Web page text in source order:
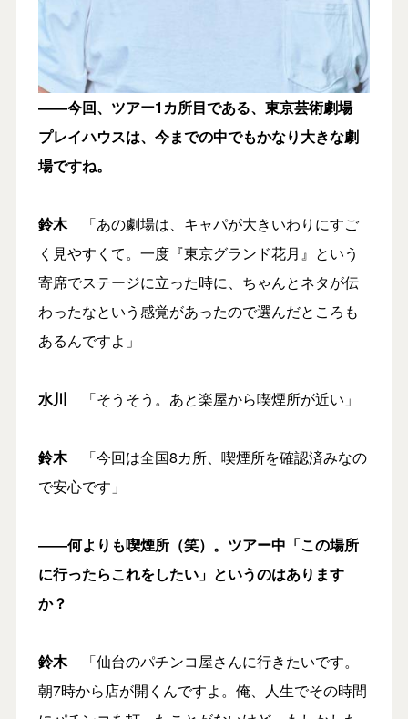
――今回、ツアー1カ所目である、東京芸術劇場
プレイハウスは、今までの中でもかなり大きな劇
場ですね。
鈴木「あの劇場は、キャパが大きいわりにすご
く見やすくて。一度『東京グランド花月』という
寄席でステージに立った時に、ちゃんとネタが伝
わったなという感覚があったので選んだところも
あるんですよ」
水川 「そうそう。あと楽屋から喫煙所が近い」
鈴木「今回は全国8カ所、喫煙所を確認済みなの
で安心です」
――何よりも喫煙所（笑）。ツアー中「この場所
に行ったらこれをしたい」というのはあります
か？
鈴木「仙台のパチンコ屋さんに行きたいです。
朝7時から店が開くんですよ。俺、人生でその時間